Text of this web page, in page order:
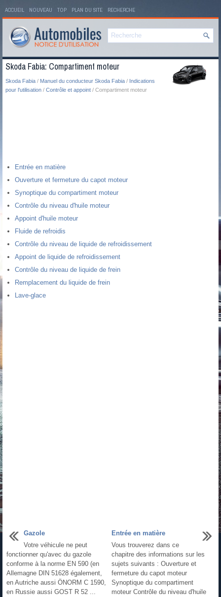
ACCUEIL NOUVEAU TOP PLAN DU SITE RECHERCHE
Skoda Fabia: Compartiment moteur
Skoda Fabia / Manuel du conducteur Skoda Fabia / Indications
pour l'utilisation / Contrôle et appoint / Compartiment moteur
Entrée en matière
Ouverture et fermeture du capot moteur
Synoptique du compartiment moteur
Contrôle du niveau d'huile moteur
Appoint d'huile moteur
Fluide de refroidis
Contrôle du niveau de liquide de refroidissement
Appoint de liquide de refroidissement
Contrôle du niveau de liquide de frein
Remplacement du liquide de frein
Lave-glace
Gazole
Votre véhicule ne peut
fonctionner qu'avec du gazole
conforme à la norme EN 590 (en
Allemagne DIN 51628 également,
en Autriche aussi ÖNORM C 1590,
en Russie aussi GOST R 52 ...
Entrée en matière
Vous trouverez dans ce
chapitre des informations sur les
sujets suivants : Ouverture et
fermeture du capot moteur
Synoptique du compartiment
moteur Contrôle du niveau d'huile